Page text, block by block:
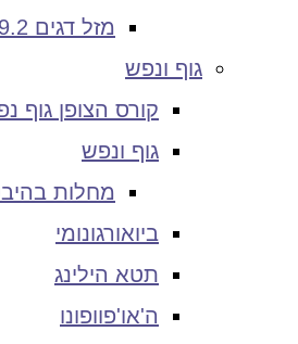
מזל דגים 19.2 – 20.3
גוף ונפש
קורס הצופן גוף
גוף ונפש
מחלות
ביואורגונומי
תטא הילינג
ה'או'פוופונו